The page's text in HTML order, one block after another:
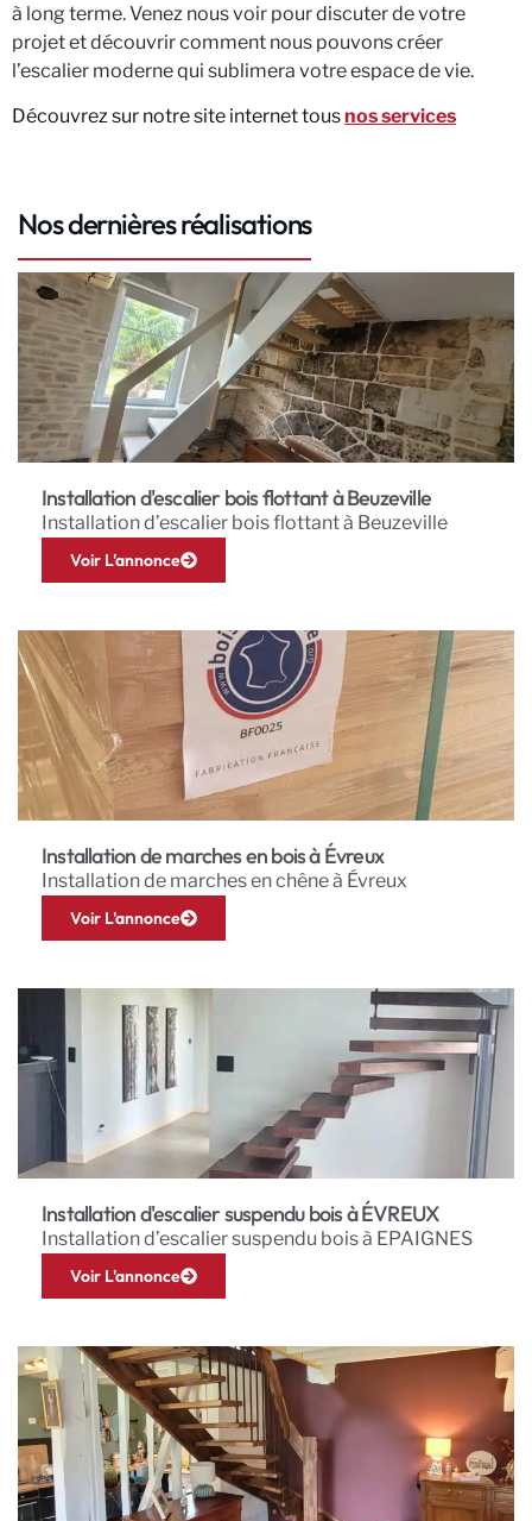
à long terme. Venez nous voir pour discuter de votre
projet et découvrir comment nous pouvons créer
l’escalier moderne qui sublimera votre espace de vie.
Découvrez sur notre site internet tousnos services
Nos dernières réalisations
Installation d'escalier bois flottant à Beuzeville
Installation d’escalier bois flottant à Beuzeville
Voir L'annonce
Installation de marches en bois à Évreux
Installation de marches en chêne à Évreux
Voir L'annonce
Installation d'escalier suspendu bois à ÉVREUX
Installation d’escalier suspendu bois à EPAIGNES
Voir L'annonce